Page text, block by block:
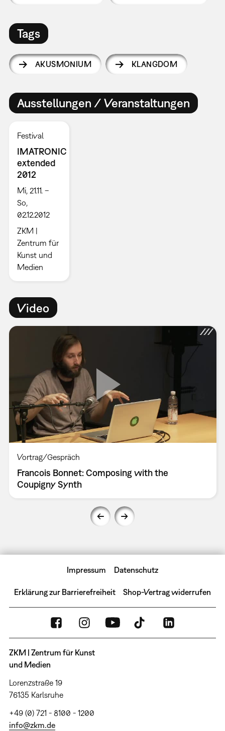
Tags
AKUSMONIUM KLANGDOM
Ausstellungen / Veranstaltungen
Festival
IMATRONIC
extended
2012
Mi, 21.11. –
So,
02.12.2012
ZKM |
Zentrum für
Kunst und
Medien
Video
Vortrag/Gespräch
Francois Bonnet: Composing with the
Coupigny Synth
Impressum Datenschutz
Erklärung zur Barrierefreiheit Shop-Vertrag widerrufen
ZKM | Zentrum für Kunst
und Medien
Lorenzstraße 19
76135 Karlsruhe
+49 (0) 721 - 8100 - 1200
info@zkm.de